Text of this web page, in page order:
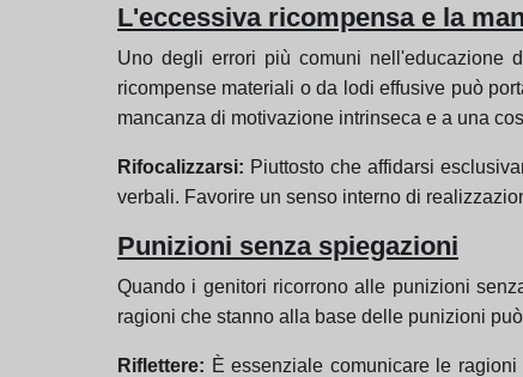
L'eccessiva ricompensa e la
Uno degli errori più comuni nell'educazione
ricompense materiali o da lodi effusive può
mancanza di motivazione intrinseca e a una
Rifocalizzarsi: Piuttosto che affidarsi
verbali. Favorire un senso interno di
Punizioni senza spiegazioni
Quando i genitori ricorrono alle punizioni
ragioni che stanno alla base delle punizioni
Riflettere: È essenziale comunicare le